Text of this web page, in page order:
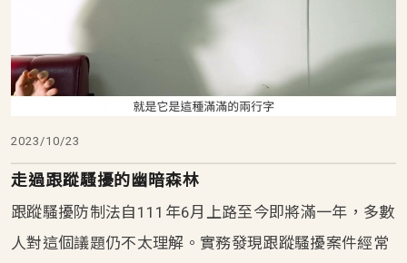
2023/10/23
走過跟蹤騷擾的幽暗森林
跟蹤騷擾防制法自111年6月上路至今即將滿一年，多數
人對這個議題仍不太理解。實務發現跟蹤騷擾案件經常